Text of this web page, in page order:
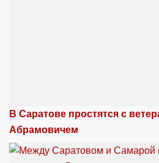
В Саратове простятся с
Абрамовичем